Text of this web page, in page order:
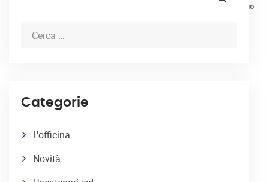
meglio
Categorie
L'officina
Novità